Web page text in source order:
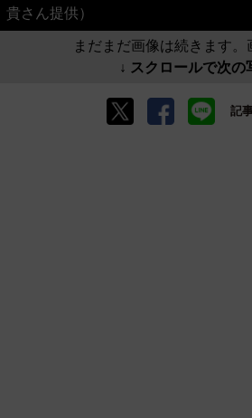
貴さん提供）
まだまだ画像は続きます。
↓ スクロールで次の
記